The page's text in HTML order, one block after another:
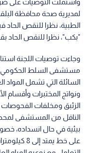
لمديرية صحة محافظة
الطبية، نظرا للنقص الحاد
"بكب"، نظرا للنقص الحاد
وجاءت توصيات اللجنة
مستشفى السلط الحكومي
السائلة التي تشمل المواد
ونواتج المختبرات وأقسام
الزئبق ومخلفات الفحوصات
الناقل من المستشفى
بيئية في حال انسداده،
على خط